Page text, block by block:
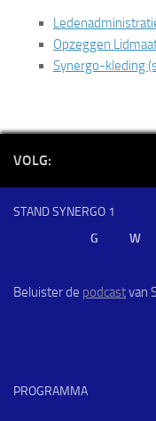
Opzeggen
Synergo-kleding
VOLG:
STAND SYNERGO 1
Beluister de podcastvan
PROGRAMMA